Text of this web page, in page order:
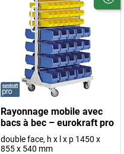
Rayonnage mobile avec
bacs à bec – eurokraft pro
double face, h x l x p 1450 x
855 x 540 mm